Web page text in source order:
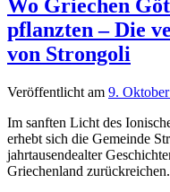
Wo Griechen
pflanzten – Die
von Strongoli
Veröffentlicht am 9.
Im sanften Licht des
erhebt sich die Gemeinde
jahrtausendealter
Griechenland